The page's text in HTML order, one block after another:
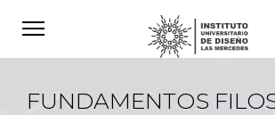
FUNDAMENTOS